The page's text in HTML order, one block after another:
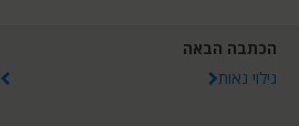
הכתבה הבאה
גילוי נאות